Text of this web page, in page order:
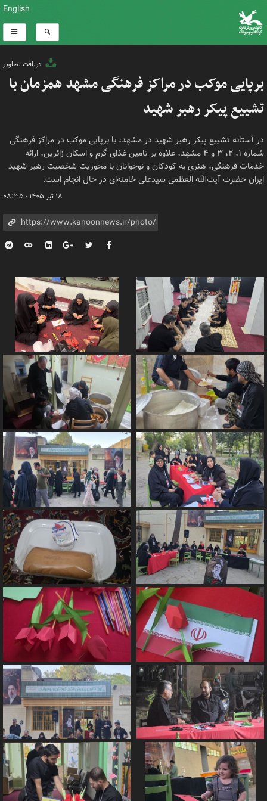
English
دریافت تصاویر
برپایی موکب در مراکز فرهنگی مشهد همزمان با
تشییع پیکر رهبر شهید
در آستانه تشییع پیکر رهبر شهید در مشهد، با برپایی موکب در مراکز فرهنگی
شماره ۱، ۲، ۳ و ۴ مشهد، علاوه بر تامین غذای گرم و اسکان زائرین، ارائه
خدمات فرهنگی، هنری به کودکان و نوجوانان با محوریت شخصیت رهبر شهید
ایران حضرت آیت‌الله العظمی سیدعلی خامنه‌ای در حال انجام است.
۱۸ تیر ۱۴۰۵ - ۰۸:۳۵